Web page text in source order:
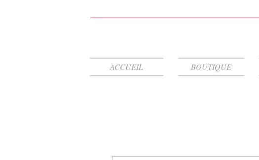
ACCUEIL BOUTIQUE